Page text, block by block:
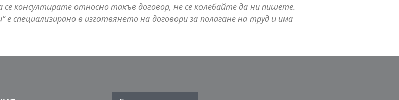
се консултирате относно такъв договор, не се колебайте да ни пишете.
специализирано в изготвянето на договори за полагане на труд и има